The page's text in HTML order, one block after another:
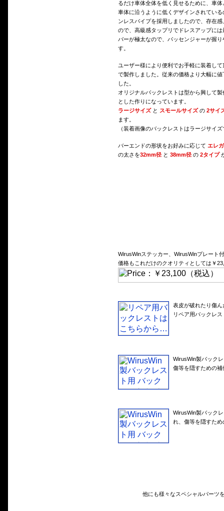
るだけ車体全体を低く見せるために、車
車体に沿うように低くデザインされてい
ンレスパイプを採用しましたので、存在
ので、高級感タップリでドレスアップに
バーが極太なので、パッセンジャーが握
す。
ユーザー様により便利でお手軽に装着し
で製作しました。従来の価格より大幅に
した。
オリジナルバックレストは型から興して
とした作りになっています。
ラージサイズと スモールサイズの 2サイ
ます。
（装着画像のバックレストはラージサイ
バーエンドの形状をお好みに応じて エレ
の太さを32mm径 と 38mm径 の 2タイプ
WirusWinステッカー、WirusWinプレート
価格もこれだけのクオリティとしては￥
表皮が破れたり傷
リペア用バックレ
WirusWin製バック
傷等を隠すための
WirusWin製バック
れ、傷等を隠すた
他にも様々なスペシャルパーツ